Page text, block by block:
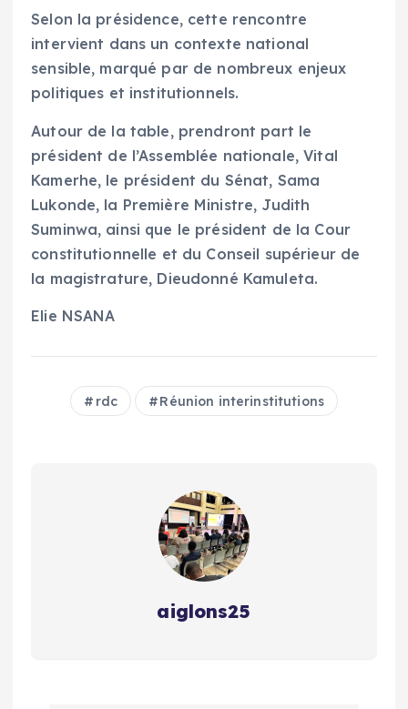
Selon la présidence, cette rencontre
intervient dans un contexte national
sensible, marqué par de nombreux enjeux
politiques et institutionnels.
Autour de la table, prendront part le
président de l’Assemblée nationale, Vital
Kamerhe, le président du Sénat, Sama
Lukonde, la Première Ministre, Judith
Suminwa, ainsi que le président de la Cour
constitutionnelle et du Conseil supérieur de
la magistrature, Dieudonné Kamuleta.
Elie NSANA
rdc Réunion interinstitutions
aiglons25